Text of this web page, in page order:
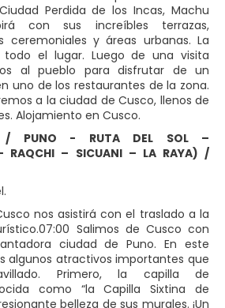
Perdida de los Incas, Machu
con sus increíbles terrazas,
ceremoniales y áreas urbanas. La
el lugar. Luego de una visita
al pueblo para disfrutar de un
uno de los restaurantes de la zona.
a la ciudad de Cusco, llenos de
Alojamiento en Cusco.
/ PUNO - RUTA DEL SOL –
- RAQCHI – SICUANI – LA RAYA) /
nos asistirá con el traslado a la
Salimos de Cusco con
ciudad de Puno. En este
algunos atractivos importantes que
Primero, la capilla de
como “la Capilla Sixtina de
belleza de sus murales. ¡Un